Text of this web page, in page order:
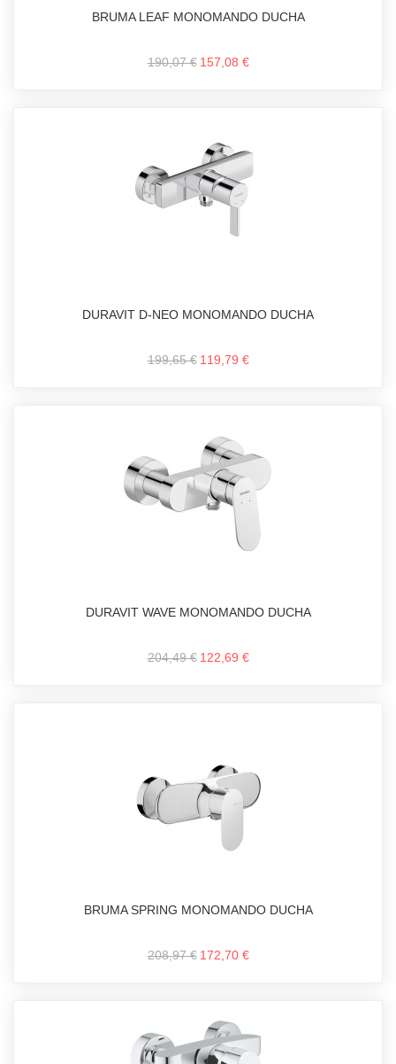
BRUMA LEAF MONOMANDO DUCHA
190,07 € 157,08 €
DURAVIT D-NEO MONOMANDO DUCHA
199,65 € 119,79 €
DURAVIT WAVE MONOMANDO DUCHA
204,49 € 122,69 €
BRUMA SPRING MONOMANDO DUCHA
208,97 € 172,70 €